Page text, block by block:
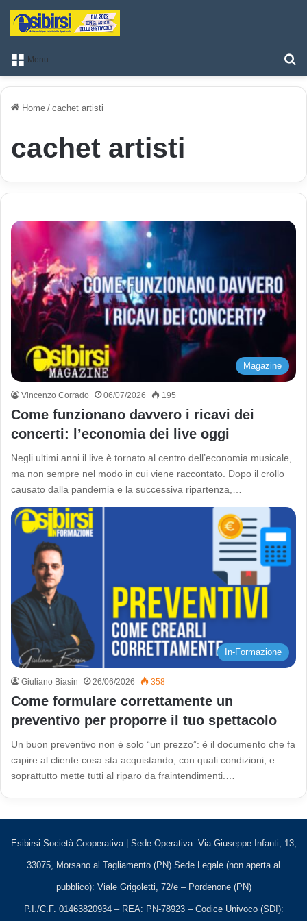
Menu
Home / cachet artisti
cachet artisti
Magazine
Vincenzo Corrado 06/07/2026 195
Come funzionano davvero i ricavi dei
concerti: l’economia dei live oggi
Negli ultimi anni il live è tornato al centro dell’economia musicale,
ma non sempre nel modo in cui viene raccontato. Dopo il crollo
causato dalla pandemia e la successiva ripartenza,…
In-Formazione
Giuliano Biasin 26/06/2026 358
Come formulare correttamente un
preventivo per proporre il tuo spettacolo
Un buon preventivo non è solo “un prezzo”: è il documento che fa
capire al cliente cosa sta acquistando, con quali condizioni, e
soprattutto mette tutti al riparo da fraintendimenti.…
Esibirsi Società Cooperativa | Sede Operativa: Via Giuseppe Infanti, 13,
33075, Morsano al Tagliamento (PN) Sede Legale (non aperta al
pubblico): Viale Grigoletti, 72/e – Pordenone (PN)
P.I./C.F. 01463820934 – REA: PN-78923 – Codice Univoco (SDI):